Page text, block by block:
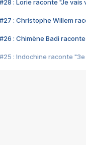
#28 : Lorie raconte "Je vais
#27 : Christophe Willem
#26 : Chimène Badi
#25 : Indochine raconte